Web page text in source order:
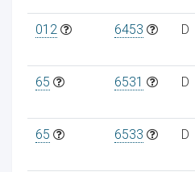
012 6453 D
65 6531 D
65 6533 D